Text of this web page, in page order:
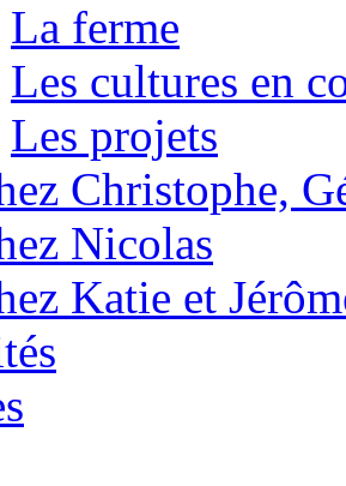
La ferme
Les cultures en
Les projets
Christophe,
Nicolas
Katie et